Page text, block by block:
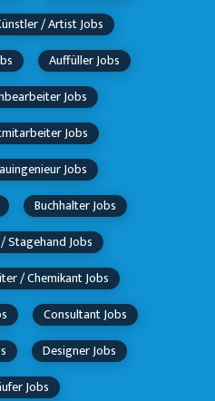
/ Artist Jobs
Auffüller Jobs
Jobs
Jobs
Jobs
Buchhalter Jobs
Stagehand Jobs
/ Chemikant Jobs
Consultant Jobs
Designer Jobs
Jobs